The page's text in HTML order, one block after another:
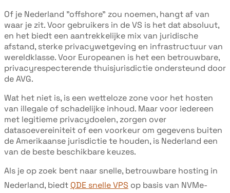
Of je Nederland "offshore" zou noemen, hangt af van
waar je zit. Voor gebruikers in de VS is het dat absoluut,
en het biedt een aantrekkelijke mix van juridische
afstand, sterke privacywetgeving en infrastructuur van
wereldklasse. Voor Europeanen is het een betrouwbare,
privacyrespecterende thuisjurisdictie ondersteund door
de AVG.
Wat het niet is, is een wetteloze zone voor het hosten
van illegale of schadelijke inhoud. Maar voor iedereen
met legitieme privacydoelen, zorgen over
datasoevereiniteit of een voorkeur om gegevens buiten
de Amerikaanse jurisdictie te houden, is Nederland een
van de beste beschikbare keuzes.
Als je op zoek bent naar snelle, betrouwbare hosting in
Nederland, biedt QDE snelle VPS op basis van NVMe-